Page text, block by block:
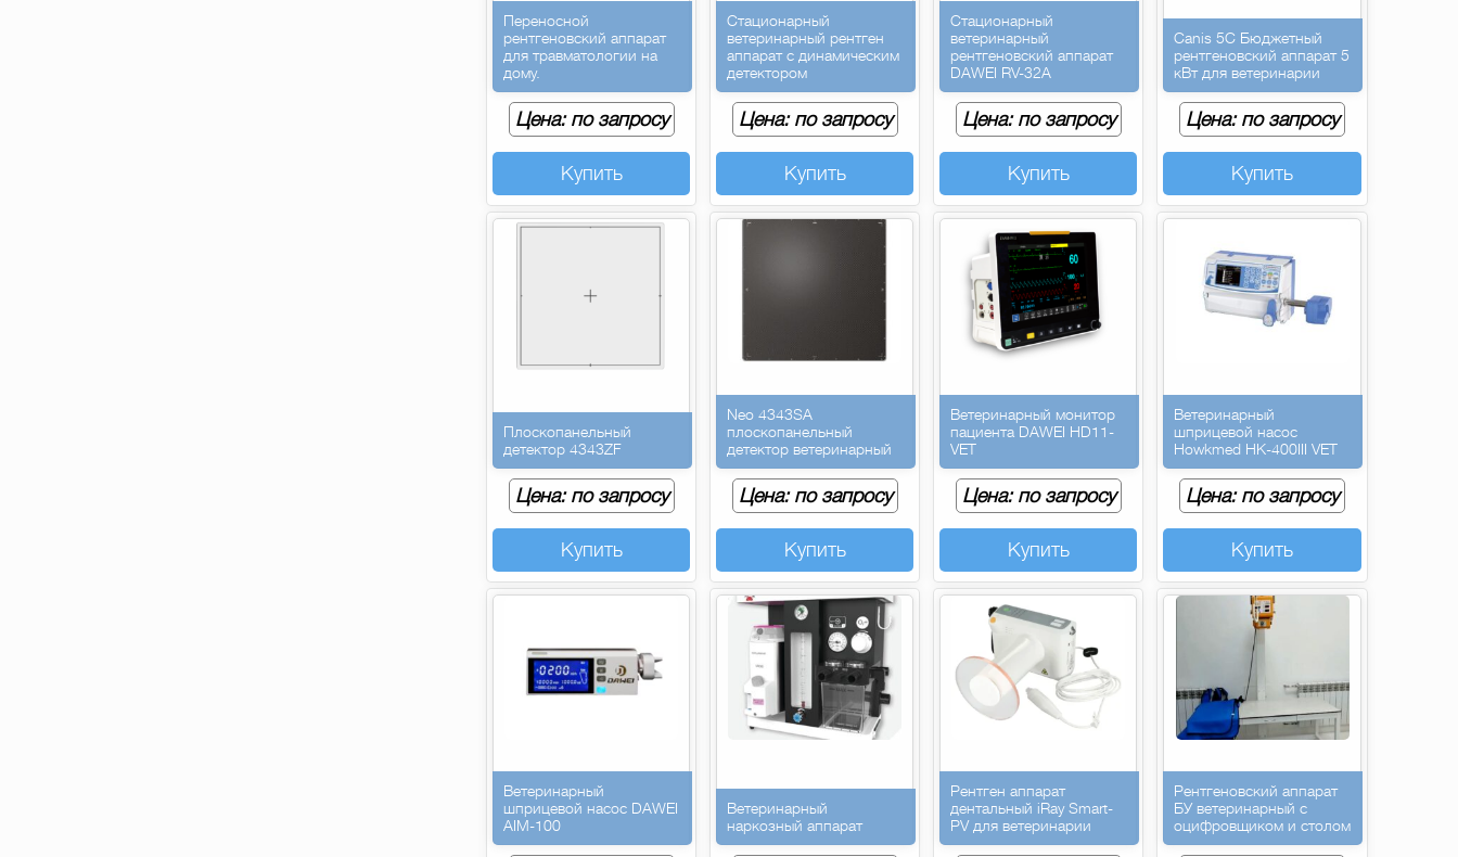
Переносной
рентгеновский аппарат
для травматологии на
дому.
Цена: по запросу
Купить
Стационарный
ветеринарный рентген
аппарат с динамическим
детектором
Цена: по запросу
Купить
Стационарный
ветеринарный
рентгеновский аппарат
DAWEI RV-32A
Цена: по запросу
Купить
Canis 5C Бюджетный
рентгеновский аппарат 5
кВт для ветеринарии
Цена: по запросу
Купить
Плоскопанельный
детектор 4343ZF
Цена: по запросу
Купить
Neo 4343SA
плоскопанельный
детектор ветеринарный
Цена: по запросу
Купить
Ветеринарный монитор
пациента DAWEI HD11-
VET
Цена: по запросу
Купить
Ветеринарный
шприцевой насос
Howkmed HK-400III VET
Цена: по запросу
Купить
Ветеринарный
шприцевой насос DAWEI
AIM-100
Ветеринарный
наркозный аппарат
Рентген аппарат
дентальный iRay Smart-
PV для ветеринарии
Рентгеновский аппарат
БУ ветеринарный с
оцифровщиком и столом